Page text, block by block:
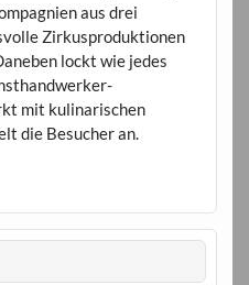
aus drei
Zirkusproduktionen
lockt wie jedes
mit kulinarischen
die Besucher an.